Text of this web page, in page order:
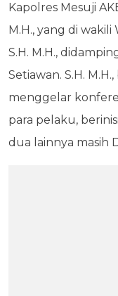
Kapolres Mesuji
M.H., yang di wakili
S.H. M.H.,
Setiawan. S.H.
menggelar
para pelaku,
dua lainnya masih